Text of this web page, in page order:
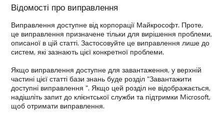
Відомості про виправлення
Виправлення доступне від корпорації Майкрософт. Проте,
це виправлення призначене тільки для вирішення проблеми,
описаної в цій статті. Застосовуйте це виправлення лише до
систем, які зазнають цієї конкретної проблеми.
Якщо виправлення доступне для завантаження, у верхній
частині цієї статті бази знань буде розділ "Завантажити
доступні виправлення ". Якщо цей розділ не відображається,
надішліть запит до клієнтської служби та підтримки Microsoft,
щоб отримати виправлення.